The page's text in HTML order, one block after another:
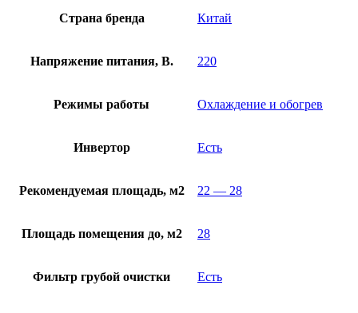
Страна бренда Китай
Напряжение питания, В. 220
Режимы работы Охлаждение и обогрев
Инвертор Есть
Рекомендуемая площадь, м2 22 — 28
Площадь помещения до, м2 28
Фильтр грубой очистки Есть